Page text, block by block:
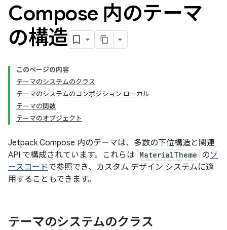
Compose 内のテーマ
の構造
このページの内容
テーマのシステムのクラス
テーマのシステムのコンポジション ローカル
テーマの関数
テーマのオブジェクト
Jetpack Compose 内のテーマは、多数の下位構造と関連
API で構成されています。これらは MaterialTheme のソ
ースコードで参照でき、カスタム デザイン システムに適
用することもできます。
テーマのシステムのクラス